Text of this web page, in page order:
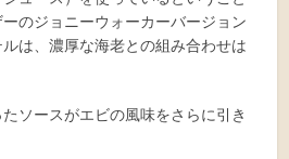
のジョニーウォーカーバージョン
は、濃厚な海老との組み合わせは
ソースがエビの風味をさらに引き